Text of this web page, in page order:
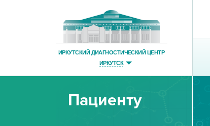
ИРКУТСКИЙ ДИАГНОСТИЧЕСКИЙ ЦЕНТР
ИРКУТСК
Пациенту